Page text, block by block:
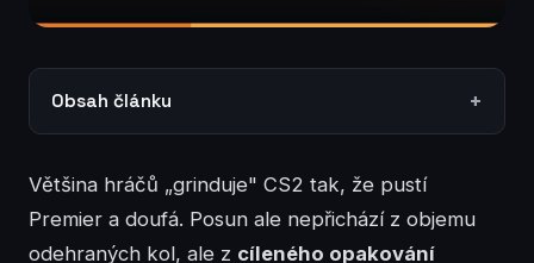
Obsah článku
Většina hráčů „grinduje" CS2 tak, že pustí
Premier a doufá. Posun ale nepřichází z objemu
odehraných kol, ale z cíleného opakování